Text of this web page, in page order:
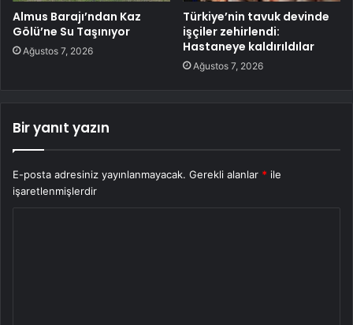
Almus Barajı’ndan Kaz
Gölü’ne Su Taşınıyor
Ağustos 7, 2026
Türkiye’nin tavuk devinde
işçiler zehirlendi:
Hastaneye kaldırıldılar
Ağustos 7, 2026
Bir yanıt yazın
E-posta adresiniz yayınlanmayacak. Gerekli alanlar * ile
işaretlenmişlerdir